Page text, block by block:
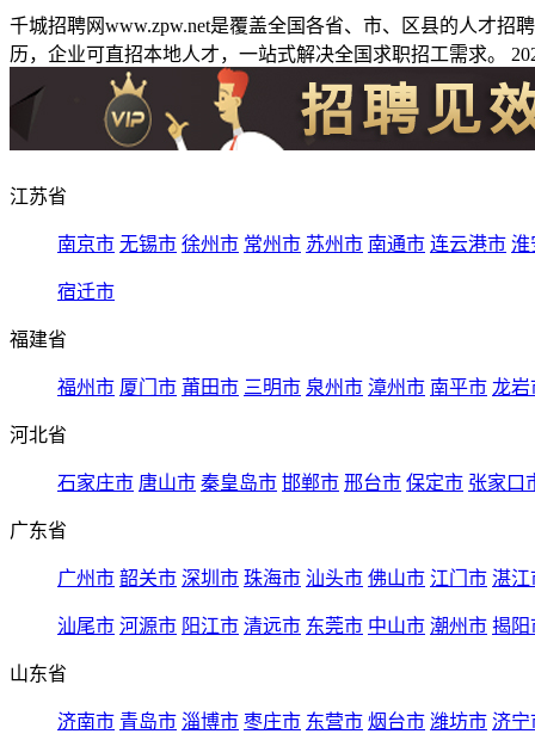
千城招聘网www.zpw.net是覆盖全国各省、市、区县的人才
历，企业可直招本地人才，一站式解决全国求职招工需求。
江苏省
南京市 无锡市 徐州市 常州市 苏州市 南通市 连云港市 淮
宿迁市
福建省
福州市 厦门市 莆田市 三明市 泉州市 漳州市 南平市 龙岩
河北省
石家庄市 唐山市 秦皇岛市 邯郸市 邢台市 保定市 张家口
广东省
广州市 韶关市 深圳市 珠海市 汕头市 佛山市 江门市 湛江
汕尾市 河源市 阳江市 清远市 东莞市 中山市 潮州市 揭阳
山东省
济南市 青岛市 淄博市 枣庄市 东营市 烟台市 潍坊市 济宁